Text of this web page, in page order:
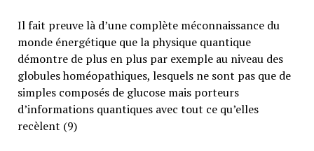
Il fait preuve là d’une complète méconnaissance du
monde énergétique que la physique quantique
démontre de plus en plus par exemple au niveau des
globules homéopathiques, lesquels ne sont pas que de
simples composés de glucose mais porteurs
d’informations quantiques avec tout ce qu’elles
recèlent (9)